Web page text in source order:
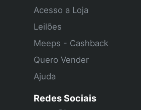
Acesso a Loja
Leilões
Meeps - Cashback
Quero Vender
Ajuda
Redes Sociais